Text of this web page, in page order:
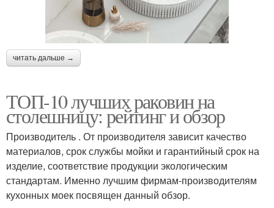
читать дальше →
ТОП-10 лучших раковин на
столешницу: рейтинг и обзор
Производитель . От производителя зависит качество
материалов, срок службы мойки и гарантийный срок на
изделие, соответствие продукции экологическим
стандартам. Именно лучшим фирмам-производителям
кухонных моек посвящен данный обзор.